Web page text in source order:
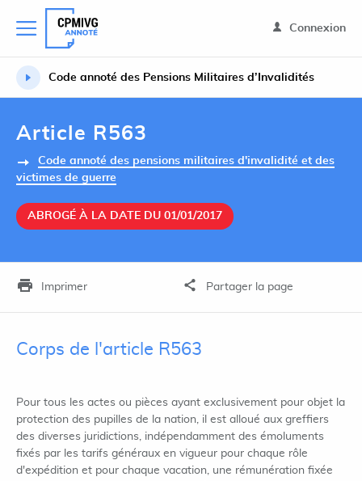
Connexion
Code annoté des Pensions Militaires d’Invalidités
Article R563
Code annoté des pensions militaires d'invalidité et des
victimes de guerre
ABROGÉ À LA DATE DU 01/01/2017
Imprimer Partager la page
Corps de l'article R563
Pour tous les actes ou pièces ayant exclusivement pour objet la
protection des pupilles de la nation, il est alloué aux greffiers
des diverses juridictions, indépendamment des émoluments
fixés par les tarifs généraux en vigueur pour chaque rôle
d'expédition et pour chaque vacation, une rémunération fixée